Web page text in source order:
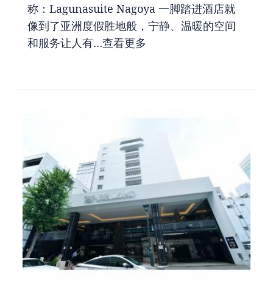
称：Lagunasuite Nagoya 一脚踏进酒店就
像到了亚洲度假胜地般，宁静、温暖的空间
和服务让人有…查看更多